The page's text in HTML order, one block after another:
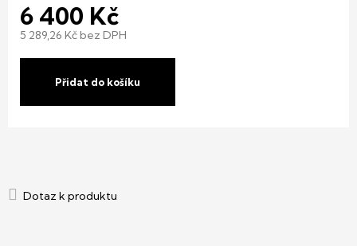
6 400 Kč
5 289,26 Kč bez DPH
Přidat do košíku